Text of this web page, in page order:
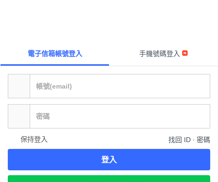
電子信箱帳號登入 手機號碼登入
保持登入 找回 ID ∙ 密碼
登入